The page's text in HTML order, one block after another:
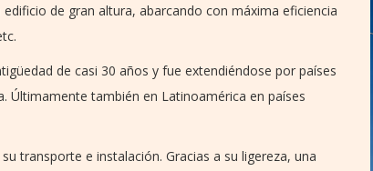
de gran altura, abarcando con máxima eficiencia
de casi 30 años y fue extendiéndose por países
Últimamente también en Latinoamérica en países
transporte e instalación. Gracias a su ligereza, una